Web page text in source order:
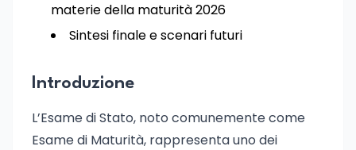
materie della maturità 2026
Sintesi finale e scenari futuri
Introduzione
L’Esame di Stato, noto comunemente come
Esame di Maturità, rappresenta uno dei